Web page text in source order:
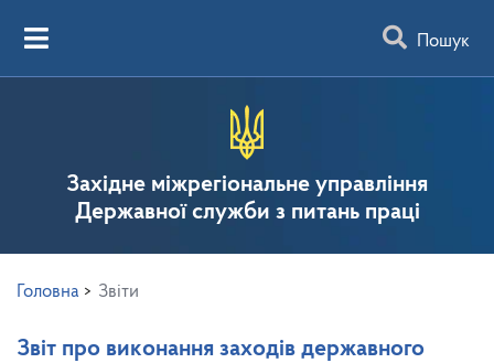
Пошук
Західне міжрегіональне управління
Державної служби з питань праці
Головна > Звіти
Звіт про виконання заходів державного